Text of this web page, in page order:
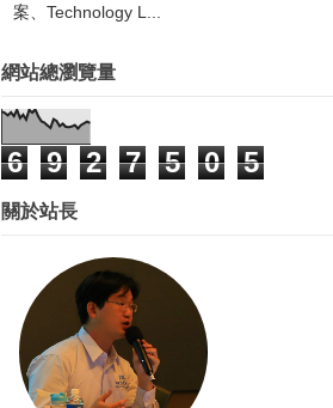
案、Technology L...
網站總瀏覽量
6 9 2 7 5 0 5
關於站長